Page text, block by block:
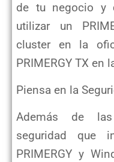
de tu negocio y
utilizar un
cluster en la
PRIMERGY TX en
Piensa en la
Además de
seguridad que
PRIMERGY y